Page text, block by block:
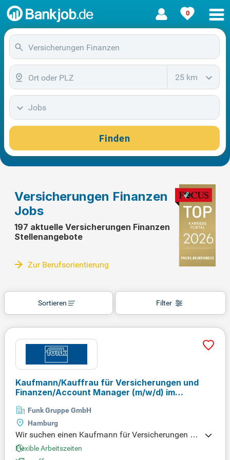
0
25 km
Jobs
Finden
Versicherungen Finanzen
Jobs
197 aktuelle Versicherungen Finanzen
Stellenangebote
Zur Berufsorientierung
Filter
Sortieren
Kaufmann/Kauffrau für Versicherungen und
Finanzen/Account Manager (m/w/d) im
Funk Gruppe GmbH
Hamburg
Wir suchen einen Kaufmann für Versicherungen un
d Finanzen (m/w/d) mit relevanter Ausbildung und
Erfahrung in gewerblichen Haftpflichtversicherung
Flexible Arbeitszeiten